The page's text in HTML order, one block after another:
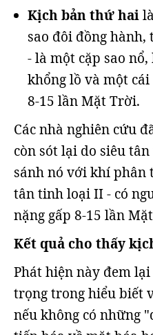
Kịch bản thứ hai
sao đôi đồng
- là một cặp sao
khổng lồ và một
8-15 lần Mặt Trời.
Các nhà nghiên cứu
còn sót lại do siêu
sánh nó với khí phân
tân tinh loại II - có
nặng gấp 8-15 lần
Kết quả cho thấy
Phát hiện này đem
trọng trong hiểu biết
nếu không có những